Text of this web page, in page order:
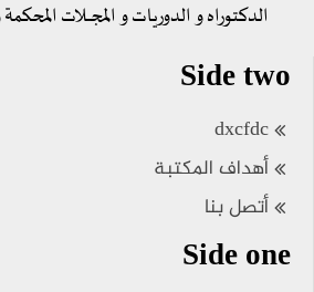
الدكتوراه و الدوريات و المجــــلات المحكمة و
Side two
dxcfdc
أهداف المكتبة
أتصل بنا
Side one